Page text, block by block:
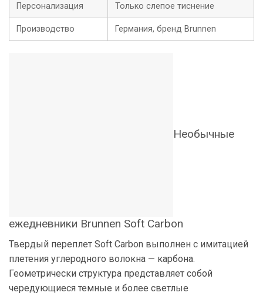
Персонализация Только слепое тиснение
Производство Германия, бренд Brunnen
Необычные
ежедневники Brunnen Soft Carbon
Твердый переплет Soft Carbon выполнен с имитацией
плетения углеродного волокна — карбона.
Геометрически структура представляет собой
чередующиеся темные и более светлые